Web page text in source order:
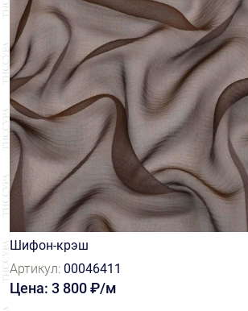
Шифон-крэш
Артикул: 00046411
Цена: 3 800 ₽/м